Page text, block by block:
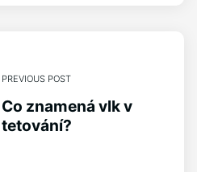
PREVIOUS POST
Co znamená vlk v
tetování?